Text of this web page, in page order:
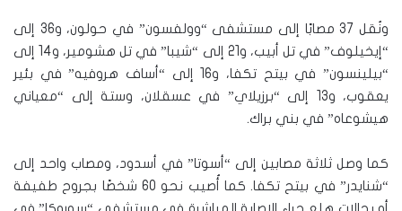
ونُقل 37 مصابًا إلى مستشفى “وولفسون” في حولون، و36 إلى
“إيخيلوف” في تل أبيب، و21 إلى “شيبا” في تل هشومير، و14 إلى
“بيلينسون” في بيتح تكفا، و16 إلى “أساف هروفيه” في بئير
يعقوب، و13 إلى “برزيلاي” في عسقلان، وستة إلى “معياني
هيشوعاه” في بني براك.
كما وصل ثلاثة مصابين إلى “أسوتا” في أسدود، ومصاب واحد إلى
“شنايدر” في بيتح تكفا. كما أُصيب نحو 60 شخصًا بجروح طفيفة